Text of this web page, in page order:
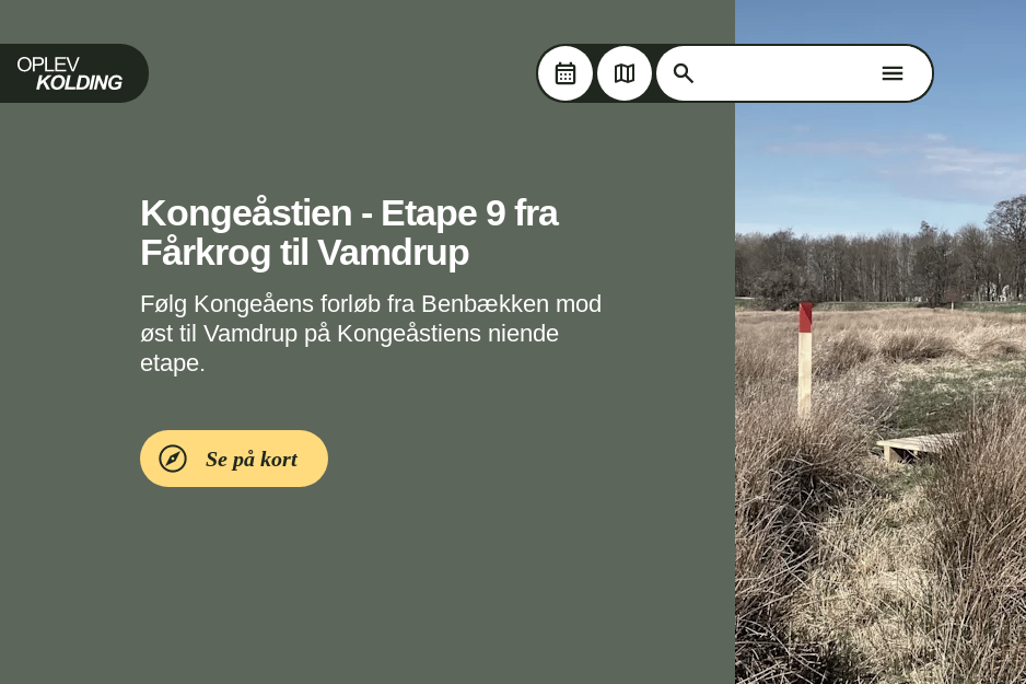
Skip til hovedindholdet
Oplev Kolding Søg på Oplev Kolding
Søg på Oplev Kolding
Kongeåstien - Etape 9 fra
Fårkrog til Vamdrup
Følg Kongeåens forløb fra Benbækken mod
øst til Vamdrup på Kongeåstiens niende
etape.
Se på kort